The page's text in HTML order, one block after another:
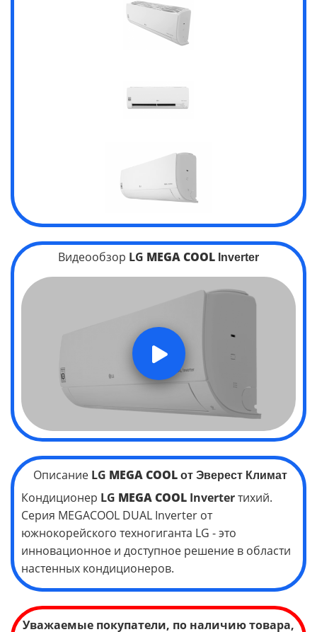
Видеообзор LG MEGACOOL Inverter
Описание LG MEGACOOL от Эверест Климат
Кондиционер LG MEGACOOL Inverterтихий.
Серия MEGACOOL DUAL Inverter от
южнокорейского техногиганта LG - это
инновационное и доступное решение в области
настенных кондиционеров.
Уважаемые покупатели, по наличию товара,